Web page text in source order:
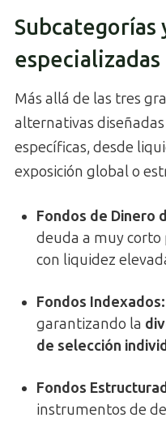
Subcategorías
especializadas
Más allá de las tres
alternativas
específicas, desde
exposición global o
Fondos de Dinero
deuda a muy corto
con liquidez
Fondos Indexados:
garantizando la
de selección
Fondos
instrumentos de